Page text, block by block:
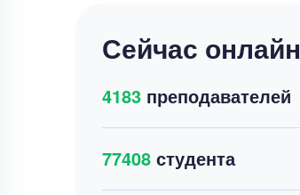
Сейчас онлайн
4183преподавателей
77408студента